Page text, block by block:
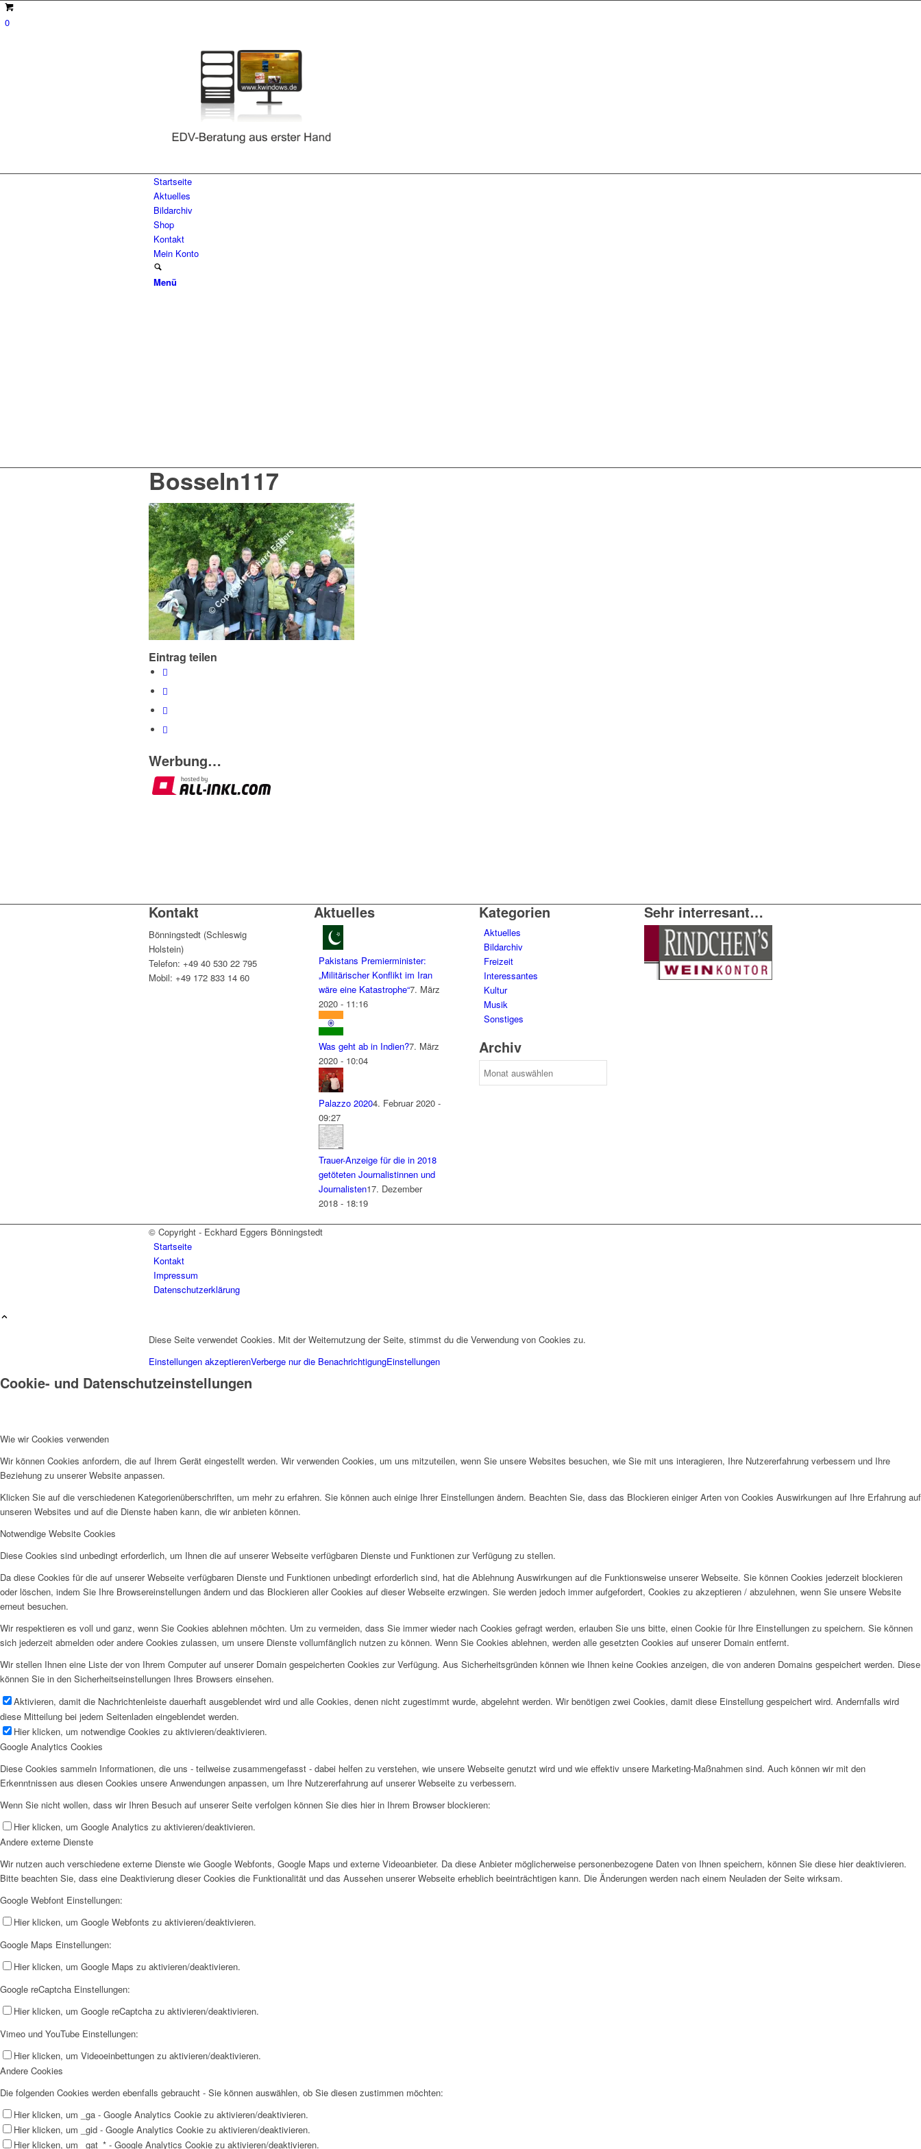
0
Startseite
Aktuelles
Bildarchiv
Shop
Kontakt
Mein Konto
Menü
Bosseln117
Eintrag teilen
Werbung…
Kontakt
Bönningstedt (Schleswig
Holstein)
Telefon: +49 40 530 22 795
Mobil: +49 172 833 14 60
Aktuelles
Pakistans Premierminister:
„Militärischer Konflikt im Iran
wäre eine Katastrophe“7. März
2020 - 11:16
Was geht ab in Indien?7. März
2020 - 10:04
Palazzo 20204. Februar 2020 -
09:27
Trauer-Anzeige für die in 2018
getöteten Journalistinnen und
Journalisten17. Dezember
2018 - 18:19
Kategorien
Aktuelles
Bildarchiv
Freizeit
Interessantes
Kultur
Musik
Sonstiges
Archiv
Sehr interresant…
© Copyright - Eckhard Eggers Bönningstedt
Startseite
Kontakt
Impressum
Datenschutzerklärung
Diese Seite verwendet Cookies. Mit der Weiternutzung der Seite, stimmst du die Verwendung von Cookies zu.
Einstellungen akzeptierenVerberge nur die BenachrichtigungEinstellungen
Cookie- und Datenschutzeinstellungen
Wie wir Cookies verwenden
Wir können Cookies anfordern, die auf Ihrem Gerät eingestellt werden. Wir verwenden Cookies, um uns mitzuteilen, wenn Sie unsere Websites besuchen, wie Sie mit uns interagieren, Ihre Nutzererfahrung verbessern und Ihre
Beziehung zu unserer Website anpassen.
Klicken Sie auf die verschiedenen Kategorienüberschriften, um mehr zu erfahren. Sie können auch einige Ihrer Einstellungen ändern. Beachten Sie, dass das Blockieren einiger Arten von Cookies Auswirkungen auf Ihre Erfahrung auf
unseren Websites und auf die Dienste haben kann, die wir anbieten können.
Notwendige Website Cookies
Diese Cookies sind unbedingt erforderlich, um Ihnen die auf unserer Webseite verfügbaren Dienste und Funktionen zur Verfügung zu stellen.
Da diese Cookies für die auf unserer Webseite verfügbaren Dienste und Funktionen unbedingt erforderlich sind, hat die Ablehnung Auswirkungen auf die Funktionsweise unserer Webseite. Sie können Cookies jederzeit blockieren
oder löschen, indem Sie Ihre Browsereinstellungen ändern und das Blockieren aller Cookies auf dieser Webseite erzwingen. Sie werden jedoch immer aufgefordert, Cookies zu akzeptieren / abzulehnen, wenn Sie unsere Website
erneut besuchen.
Wir respektieren es voll und ganz, wenn Sie Cookies ablehnen möchten. Um zu vermeiden, dass Sie immer wieder nach Cookies gefragt werden, erlauben Sie uns bitte, einen Cookie für Ihre Einstellungen zu speichern. Sie können
sich jederzeit abmelden oder andere Cookies zulassen, um unsere Dienste vollumfänglich nutzen zu können. Wenn Sie Cookies ablehnen, werden alle gesetzten Cookies auf unserer Domain entfernt.
Wir stellen Ihnen eine Liste der von Ihrem Computer auf unserer Domain gespeicherten Cookies zur Verfügung. Aus Sicherheitsgründen können wie Ihnen keine Cookies anzeigen, die von anderen Domains gespeichert werden. Diese
können Sie in den Sicherheitseinstellungen Ihres Browsers einsehen.
Aktivieren, damit die Nachrichtenleiste dauerhaft ausgeblendet wird und alle Cookies, denen nicht zugestimmt wurde, abgelehnt werden. Wir benötigen zwei Cookies, damit diese Einstellung gespeichert wird. Andernfalls wird
diese Mitteilung bei jedem Seitenladen eingeblendet werden.
Hier klicken, um notwendige Cookies zu aktivieren/deaktivieren.
Google Analytics Cookies
Diese Cookies sammeln Informationen, die uns - teilweise zusammengefasst - dabei helfen zu verstehen, wie unsere Webseite genutzt wird und wie effektiv unsere Marketing-Maßnahmen sind. Auch können wir mit den
Erkenntnissen aus diesen Cookies unsere Anwendungen anpassen, um Ihre Nutzererfahrung auf unserer Webseite zu verbessern.
Wenn Sie nicht wollen, dass wir Ihren Besuch auf unserer Seite verfolgen können Sie dies hier in Ihrem Browser blockieren:
Hier klicken, um Google Analytics zu aktivieren/deaktivieren.
Andere externe Dienste
Wir nutzen auch verschiedene externe Dienste wie Google Webfonts, Google Maps und externe Videoanbieter. Da diese Anbieter möglicherweise personenbezogene Daten von Ihnen speichern, können Sie diese hier deaktivieren.
Bitte beachten Sie, dass eine Deaktivierung dieser Cookies die Funktionalität und das Aussehen unserer Webseite erheblich beeinträchtigen kann. Die Änderungen werden nach einem Neuladen der Seite wirksam.
Google Webfont Einstellungen:
Hier klicken, um Google Webfonts zu aktivieren/deaktivieren.
Google Maps Einstellungen:
Hier klicken, um Google Maps zu aktivieren/deaktivieren.
Google reCaptcha Einstellungen:
Hier klicken, um Google reCaptcha zu aktivieren/deaktivieren.
Vimeo und YouTube Einstellungen:
Hier klicken, um Videoeinbettungen zu aktivieren/deaktivieren.
Andere Cookies
Die folgenden Cookies werden ebenfalls gebraucht - Sie können auswählen, ob Sie diesen zustimmen möchten:
Hier klicken, um _ga - Google Analytics Cookie zu aktivieren/deaktivieren.
Hier klicken, um _gid - Google Analytics Cookie zu aktivieren/deaktivieren.
Hier klicken, um _gat_* - Google Analytics Cookie zu aktivieren/deaktivieren.